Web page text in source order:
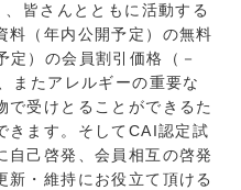
皆さんとともに活動する
料（年内公開予定）の無料
）の会員割引価格（－
またアレルギーの重要な
で受けとることができるた
きます。そしてCAI認定試
自己啓発、会員相互の啓発
新・維持にお役立て頂ける